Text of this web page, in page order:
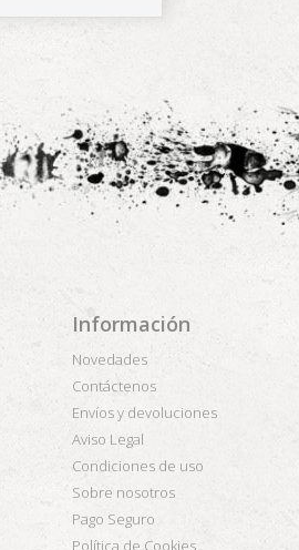
Información
Novedades
Contáctenos
Envíos y devoluciones
Aviso Legal
Condiciones de uso
Sobre nosotros
Pago Seguro
Política de Cookies